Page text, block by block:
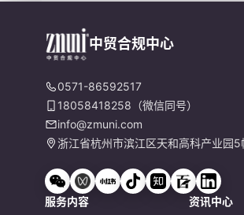
中贸合规中心
0571-86592517
18058418258（微信同号）
info@zmuni.com
浙江省杭州市滨江区天和高科产业园5
服务内容 资讯中心